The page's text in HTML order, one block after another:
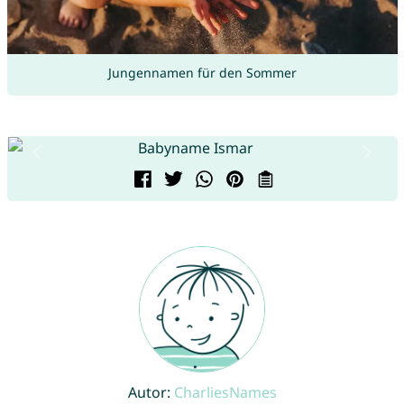
Jungennamen für den Sommer
Autor: CharliesNames